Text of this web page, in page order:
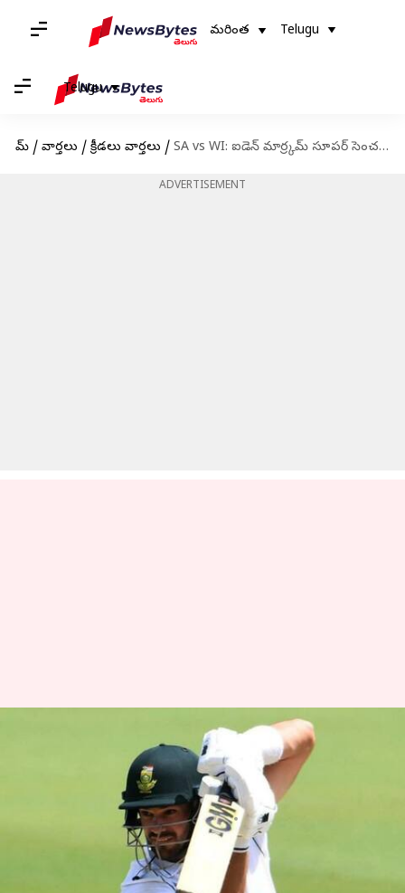
మరింత Telugu
Telugu
హోమ్ / వార్తలు / క్రీడలు వార్తలు / SA vs WI: ఐడెన్ మార్ర్కమ్ సూపర్ సెంచరీ.. సన్‌రైజర్స్ ఫ్యాన్స్ ఫుల్ ఖుషీ
ADVERTISEMENT
SA vs WI: ఐడెన్ మార్ర్కమ్ సూపర్
సెంచరీ.. సన్‌రైజర్స్ ఫ్యాన్స్ ఫుల్
Jayachandra Akuri Mar 01, 2023 09:51 am
ఈ వార్తాకథనం ఏంటి